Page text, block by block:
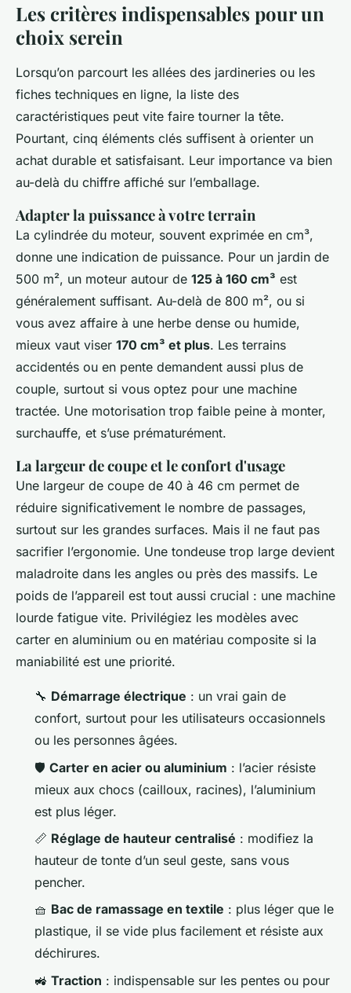
Les critères indispensables pour un
choix serein
Lorsqu’on parcourt les allées des jardineries ou les
fiches techniques en ligne, la liste des
caractéristiques peut vite faire tourner la tête.
Pourtant, cinq éléments clés suffisent à orienter un
achat durable et satisfaisant. Leur importance va bien
au-delà du chiffre affiché sur l’emballage.
Adapter la puissance à votre terrain
La cylindrée du moteur, souvent exprimée en cm³,
donne une indication de puissance. Pour un jardin de
500 m², un moteur autour de 125 à 160 cm³ est
généralement suffisant. Au-delà de 800 m², ou si
vous avez affaire à une herbe dense ou humide,
mieux vaut viser 170 cm³ et plus. Les terrains
accidentés ou en pente demandent aussi plus de
couple, surtout si vous optez pour une machine
tractée. Une motorisation trop faible peine à monter,
surchauffe, et s’use prématurément.
La largeur de coupe et le confort d'usage
Une largeur de coupe de 40 à 46 cm permet de
réduire significativement le nombre de passages,
surtout sur les grandes surfaces. Mais il ne faut pas
sacrifier l’ergonomie. Une tondeuse trop large devient
maladroite dans les angles ou près des massifs. Le
poids de l’appareil est tout aussi crucial : une machine
lourde fatigue vite. Privilégiez les modèles avec
carter en aluminium ou en matériau composite si la
maniabilité est une priorité.
🔧 Démarrage électrique : un vrai gain de
confort, surtout pour les utilisateurs occasionnels
ou les personnes âgées.
🛡️ Carter en acier ou aluminium : l’acier résiste
mieux aux chocs (cailloux, racines), l’aluminium
est plus léger.
📏 Réglage de hauteur centralisé : modifiez la
hauteur de tonte d’un seul geste, sans vous
pencher.
🧺 Bac de ramassage en textile : plus léger que le
plastique, il se vide plus facilement et résiste aux
déchirures.
🚜 Traction : indispensable sur les pentes ou pour